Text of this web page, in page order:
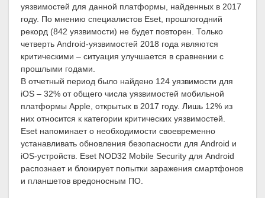
уязвимостей для данной платформы, найденных в 2017
году. По мнению специалистов Eset, прошлогодний
рекорд (842 уязвимости) не будет повторен. Только
четверть Android-уязвимостей 2018 года являются
критическими – ситуация улучшается в сравнении с
прошлыми годами.
В отчетный период было найдено 124 уязвимости для
iOS – 32% от общего числа уязвимостей мобильной
платформы Apple, открытых в 2017 году. Лишь 12% из
них относится к категории критических уязвимостей.
Eset напоминает о необходимости своевременно
устанавливать обновления безопасности для Android и
iOS-устройств. Eset NOD32 Mobile Security для Android
распознает и блокирует попытки заражения смартфонов
и планшетов вредоносным ПО.